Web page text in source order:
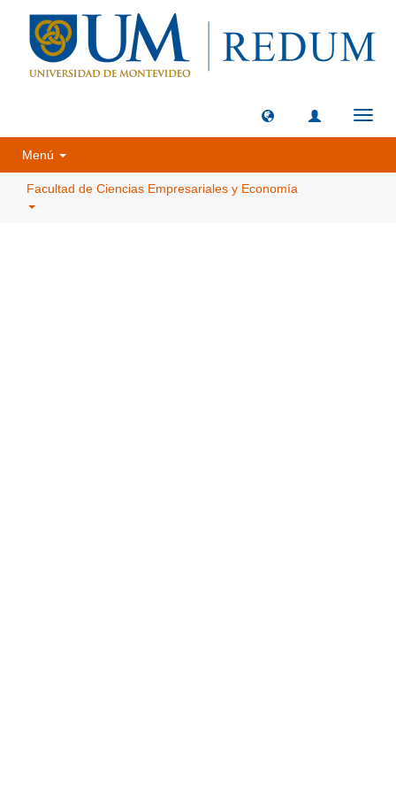
Menú
Facultad de Ciencias Empresariales y Economía